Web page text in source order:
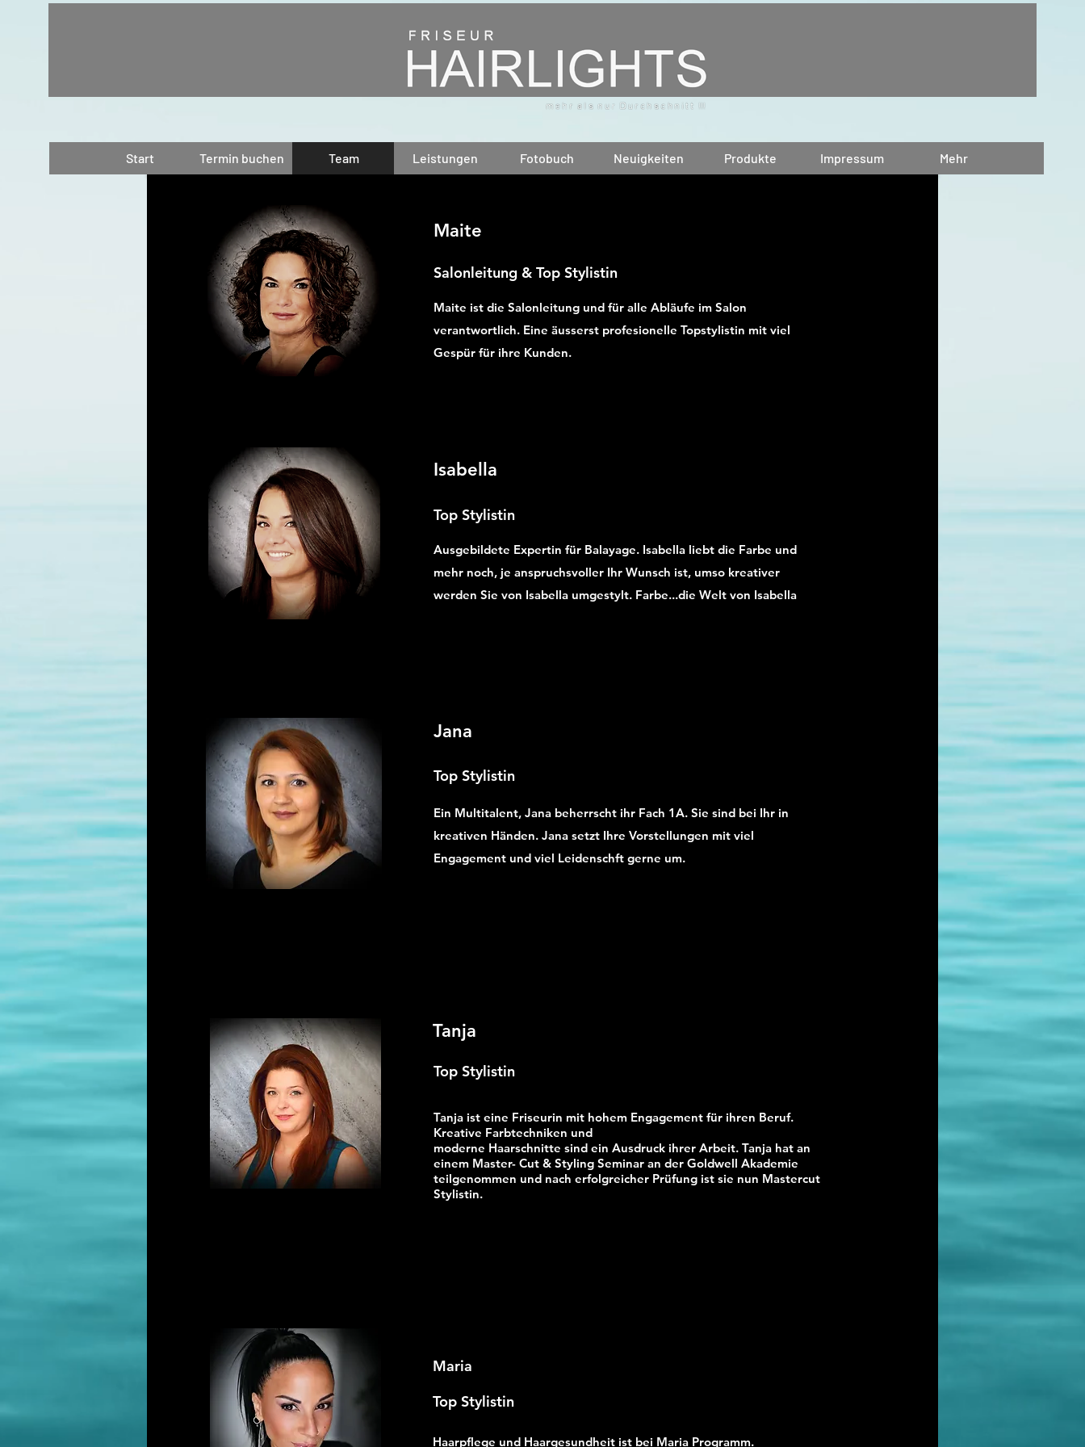
Start Termin buchen Team Leistungen Fotobuch Neuigkeiten Produkte Impressum Mehr
Maite
Salonleitung & Top Stylistin
Maite ist die Salonleitung und für alle Abläufe im Salon
verantwortlich. Eine äusserst profesionelle Topstylistin mit viel
Gespür für ihre Kunden.
Isabella
Top Stylistin
Ausgebildete Expertin für Balayage. Isabella liebt die Farbe und
mehr noch, je anspruchsvoller Ihr Wunsch ist, umso kreativer
werden Sie von Isabella umgestylt. Farbe...die Welt von Isabella
Jana
Top Stylistin
Ein Multitalent, Jana beherrscht ihr Fach 1A. Sie sind bei Ihr in
kreativen Händen. Jana setzt Ihre Vorstellungen mit viel
Engagement und viel Leidenschft gerne um.
Maria
Top Stylistin
Haarpflege und Haargesundheit ist bei Maria Programm.
Tanja
Top Stylistin
Tanja ist eine Friseurin mit hohem Engagement für ihren Beruf.
Kreative Farbtechniken und
moderne Haarschnitte sind ein Ausdruck ihrer Arbeit. Tanja hat an
einem Master- Cut & Styling Seminar an der Goldwell Akademie
teilgenommen und nach erfolgreicher Prüfung ist sie nun Mastercut
Stylistin.